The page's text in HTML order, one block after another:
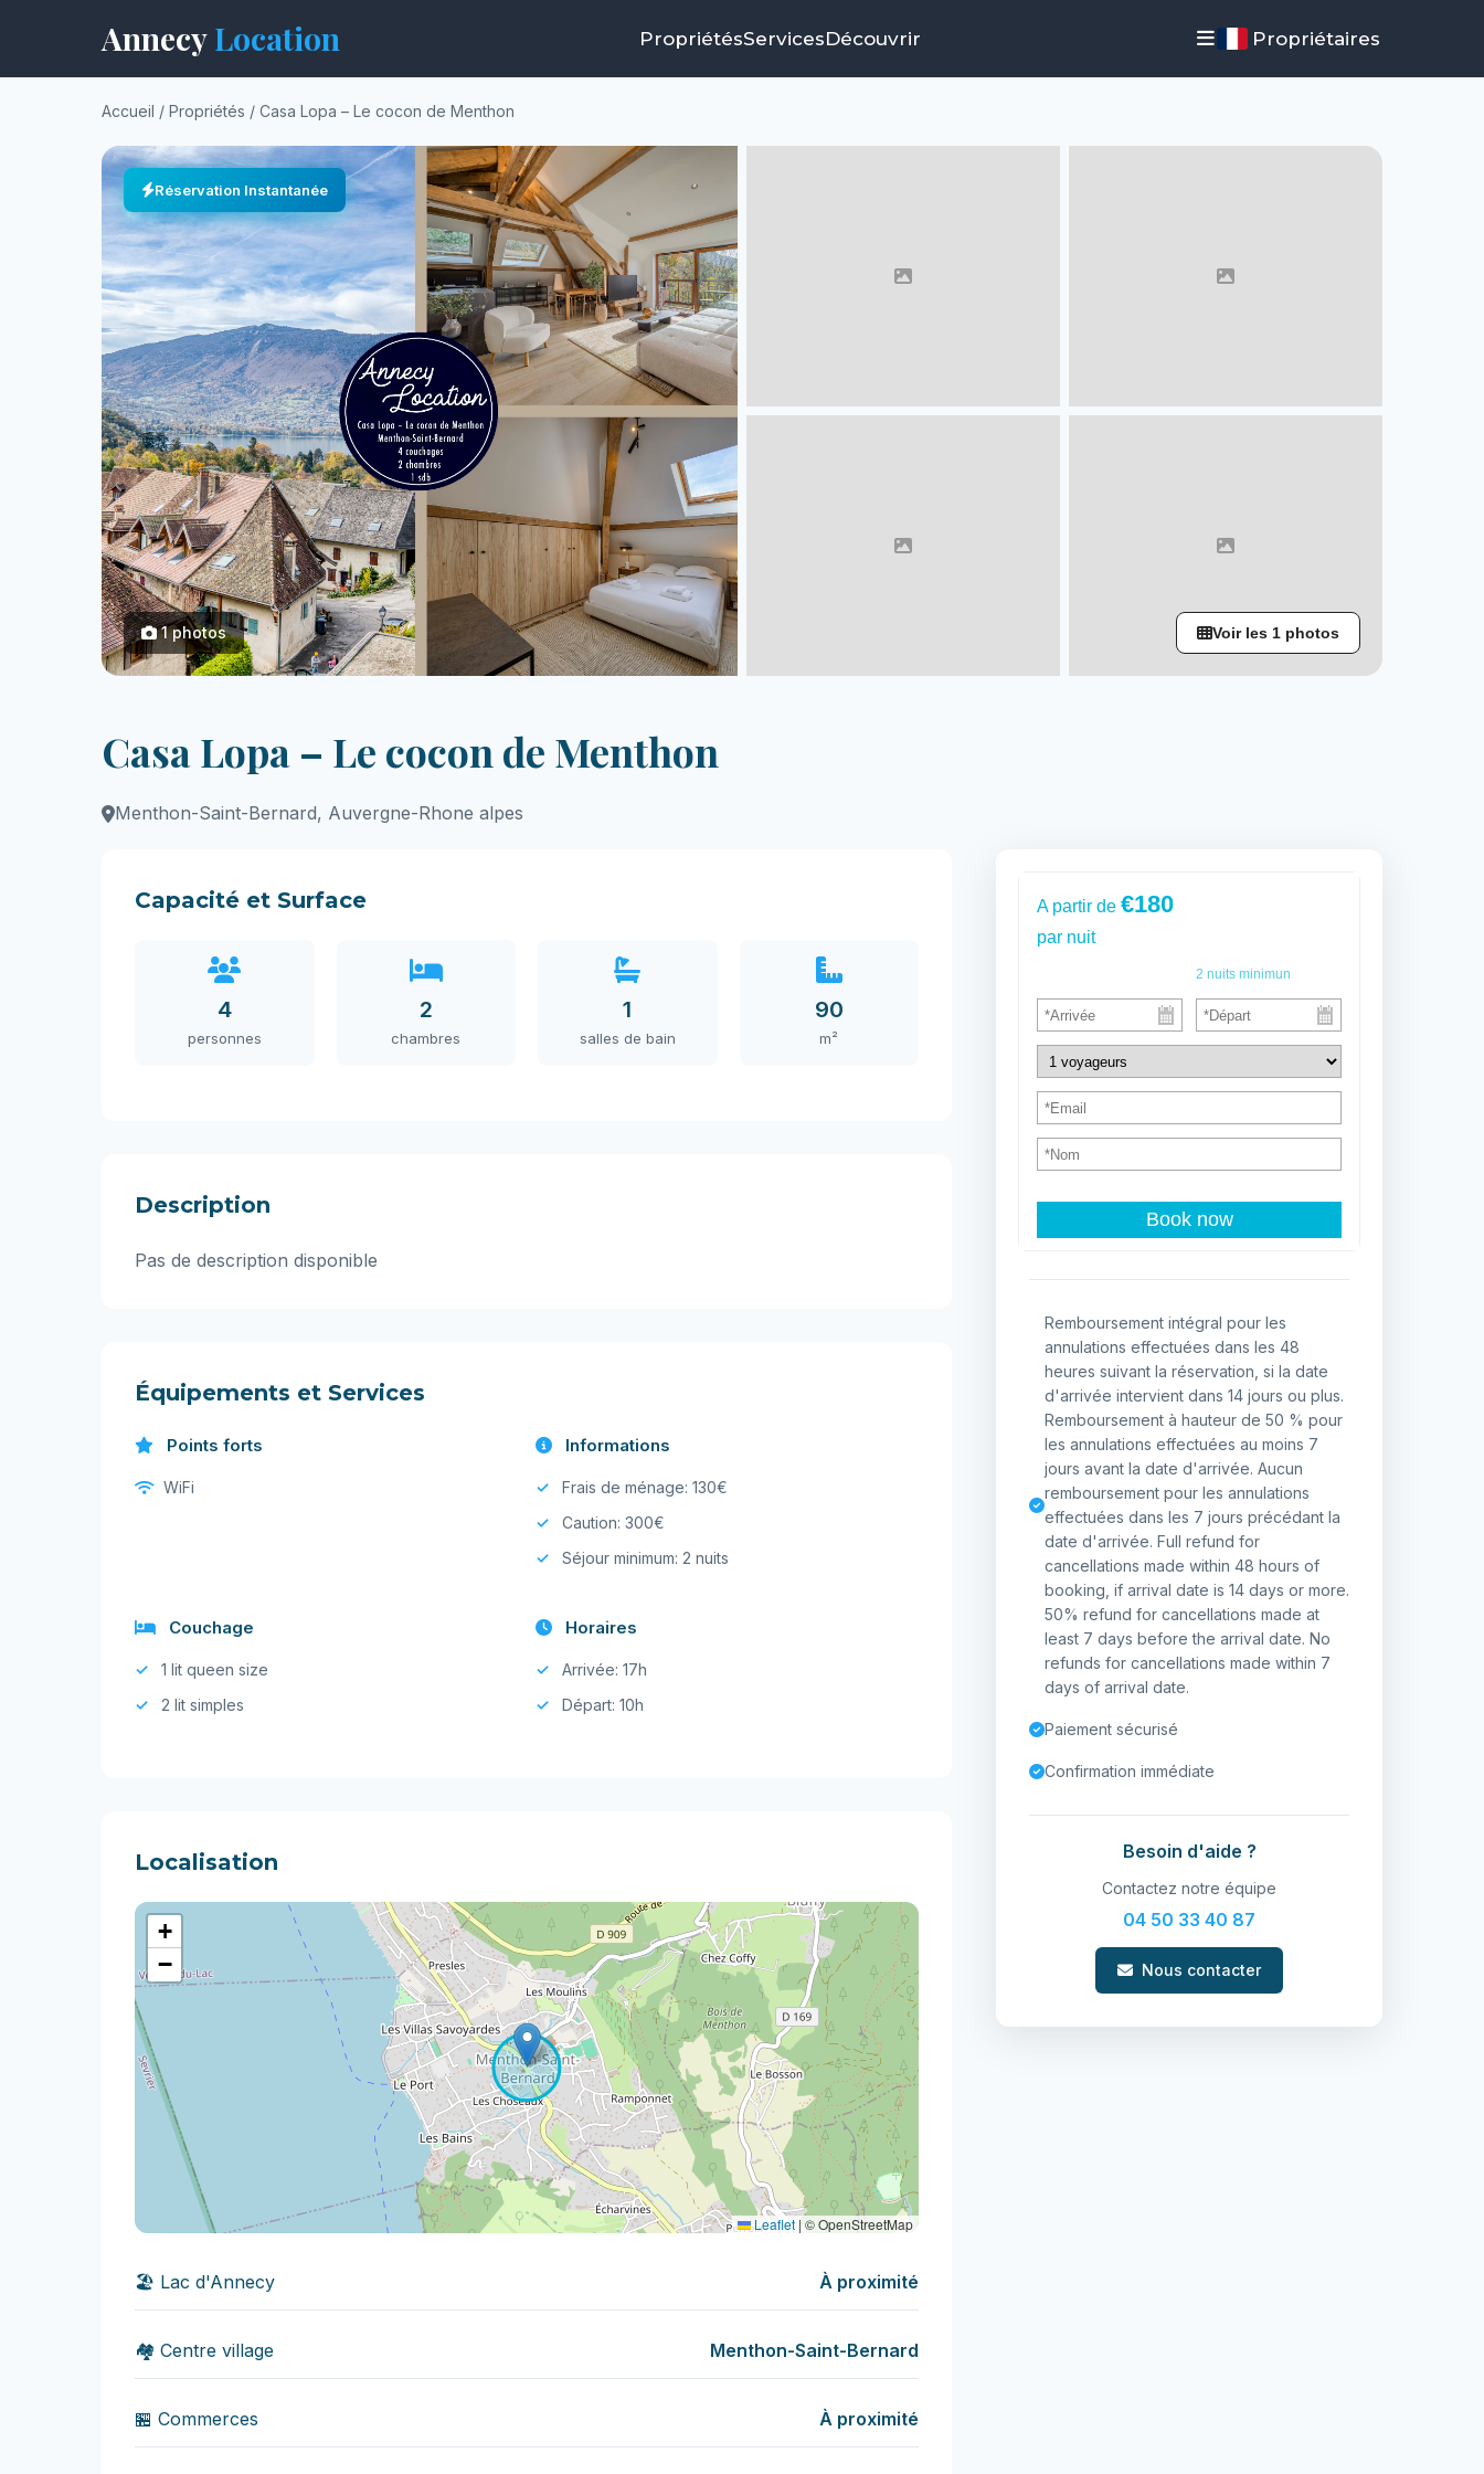
AnnecyLocation PropriétésServicesDécouvrir Propriétaires
Accueil / Propriétés / Casa Lopa – Le cocon de Menthon
Réservation Instantanée
1 photos Voir les 1 photos
Casa Lopa – Le cocon de Menthon
Menthon-Saint-Bernard, Auvergne-Rhone alpes
Capacité et Surface
4
personnes
2
chambres
1
salles de bain
90
m²
Description
Pas de description disponible
Équipements et Services
Points forts
WiFi
Informations
Frais de ménage: 130€
Caution: 300€
Séjour minimum: 2 nuits
Couchage
1 lit queen size
2 lit simples
Horaires
Arrivée: 17h
Départ: 10h
Localisation
+
−
Leaflet | © OpenStreetMap
🏖️ Lac d'Annecy À proximité
🏘️ Centre village Menthon-Saint-Bernard
🏪 Commerces À proximité
A partir de €180
par nuit
2 nuits minimun
Book now
Remboursement intégral pour les
annulations effectuées dans les 48
heures suivant la réservation, si la date
d'arrivée intervient dans 14 jours ou plus.
Remboursement à hauteur de 50 % pour
les annulations effectuées au moins 7
jours avant la date d'arrivée. Aucun
remboursement pour les annulations
effectuées dans les 7 jours précédant la
date d'arrivée. Full refund for
cancellations made within 48 hours of
booking, if arrival date is 14 days or more.
50% refund for cancellations made at
least 7 days before the arrival date. No
refunds for cancellations made within 7
days of arrival date.
Paiement sécurisé
Confirmation immédiate
Besoin d'aide ?
Contactez notre équipe
04 50 33 40 87
Nous contacter